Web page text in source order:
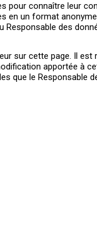
pour connaître leur
en un format
des
sur cette page. Il
apportée à
que le Responsable